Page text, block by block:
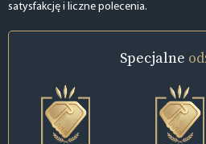
satysfakcję i liczne polecenia.
Specjalne